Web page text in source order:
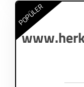
POPÜLER